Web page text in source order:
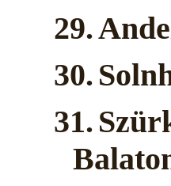
29.
30.
31.